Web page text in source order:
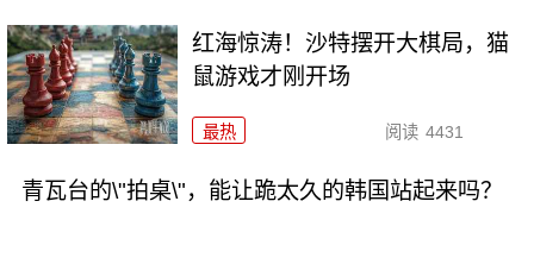
红海惊涛！沙特摆开大棋局，猫
鼠游戏才刚开场
最热 阅读 4431
青瓦台的\"拍桌\"，能让跪太久的韩国站起来吗？